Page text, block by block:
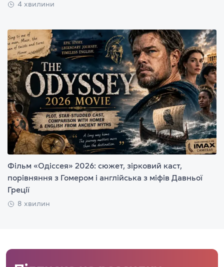
4 хвилини
Фільм «Одіссея» 2026: сюжет, зірковий каст,
порівняння з Гомером і англійська з міфів Давньої
Греції
8 хвилин